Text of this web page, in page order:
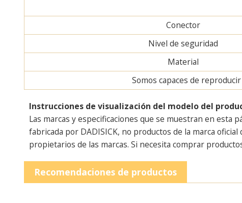
Conector
Nivel de seguridad
Material
Somos capaces de
Instrucciones de visualización del modelo del
Las marcas y especificaciones que se muestran en esta
fabricada por DADISICK, no productos de la marca
propietarios de las marcas. Si necesita comprar
Recomendaciones de productos